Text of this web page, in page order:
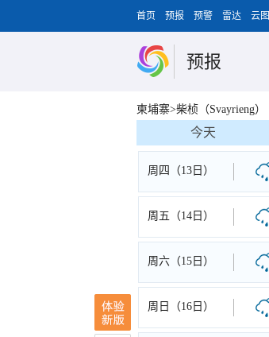
首页 预报 预警 雷达 云图
预报
柬埔寨>柴桢（Svayrieng）
今天
周四（13日）
周五（14日）
周六（15日）
周日（16日）